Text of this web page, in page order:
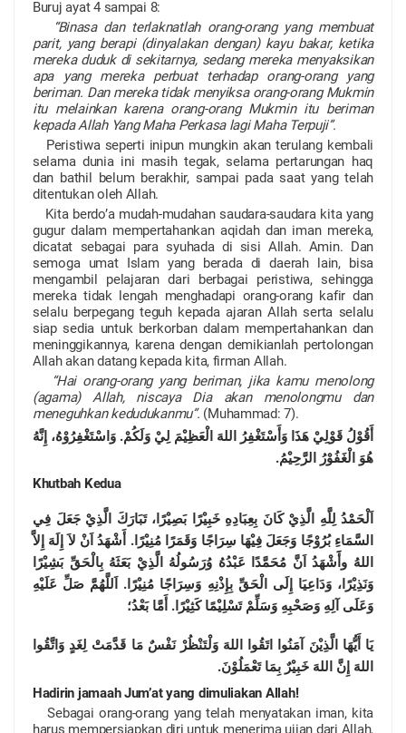
Buruj ayat 4 sampai 8:
“Binasa dan terlaknatlah orang-orang yang membuat
parit, yang berapi (dinyalakan dengan) kayu bakar, ketika
mereka duduk di sekitarnya, sedang mereka menyaksikan
apa yang mereka perbuat terhadap orang-orang yang
beriman. Dan mereka tidak menyiksa orang-orang Mukmin
itu melainkan karena orang-orang Mukmin itu beriman
kepada Allah Yang Maha Perkasa lagi Maha Terpuji”.
Peristiwa seperti inipun mungkin akan terulang kembali
selama dunia ini masih tegak, selama pertarungan haq
dan bathil belum berakhir, sampai pada saat yang telah
ditentukan oleh Allah.
Kita berdo’a mudah-mudahan saudara-saudara kita yang
gugur dalam mempertahankan aqidah dan iman mereka,
dicatat sebagai para syuhada di sisi Allah. Amin. Dan
semoga umat Islam yang berada di daerah lain, bisa
mengambil pelajaran dari berbagai peristiwa, sehingga
mereka tidak lengah menghadapi orang-orang kafir dan
selalu berpegang teguh kepada ajaran Allah serta selalu
siap sedia untuk berkorban dalam mempertahankan dan
meninggikannya, karena dengan demikianlah pertolongan
Allah akan datang kepada kita, firman Allah.
“Hai orang-orang yang beriman, jika kamu menolong
(agama) Allah, niscaya Dia akan menolongmu dan
meneguhkan kedudukanmu”. (Muhammad: 7).
أَقُوْلُ قَوْلِيْ هَذَا وَأَسْتَغْفِرُ اللهَ الْعَظِيْمَ لِيْ وَلَكُمْ. وَاسْتَغْفِرُوْهُ، إِنَّهُ
هُوَ الْغَفُوْرُ الرَّحِيْمُ.
Khutbah Kedua
اَلْحَمْدُ لِلَّهِ الَّذِيْ كَانَ بِعِبَادِهِ خَبِيْرًا بَصِيْرًا، تَبَارَكَ الَّذِيْ جَعَلَ فِي
السَّمَاءِ بُرُوْجًا وَجَعَلَ فِيْهَا سِرَاجًا وَقَمَرًا مُنِيْرًا. أَشْهَدُ اَنْ لاَ إِلَهَ إِلاَّ
اللهُ وأََشْهَدُ اَنَّ مُحَمَّدًا عَبْدُهُ وُرَسُولُهُ الَّذِيْ بَعَثَهُ بِالْحَقِّ بَشِيْرًا
وَنَذِيْرًا، وَدَاعِيَا إِلَى الْحَقِّ بِإِذْنِهِ وَسِرَاجًا مُنِيْرًا. اَللَّهُمَّ صَلِّ عَلَيْهِ
وَعَلَى آلِهِ وَصَحْبِهِ وَسَلِّمْ تَسْلِيْمًا كَثِيْرًا. أَمَّا بَعْدُ؛
يَا أَيُّهَا الَّذِيْنَ آمَنُوا اتَقُوا اللهَ وَلْتَنْظُرْ نَفْسٌ مَا قَدَّمَتْ لِغَدٍ وَاتَّقُوا
اللهَ إِنَّ اللهَ خَبِيْرٌ بِمَا تَعْمَلُوْنَ.
Hadirin jamaah Jum’at yang dimuliakan Allah!
Sebagai orang-orang yang telah menyatakan iman, kita
harus mempersiapkan diri untuk menerima ujian dari Allah,